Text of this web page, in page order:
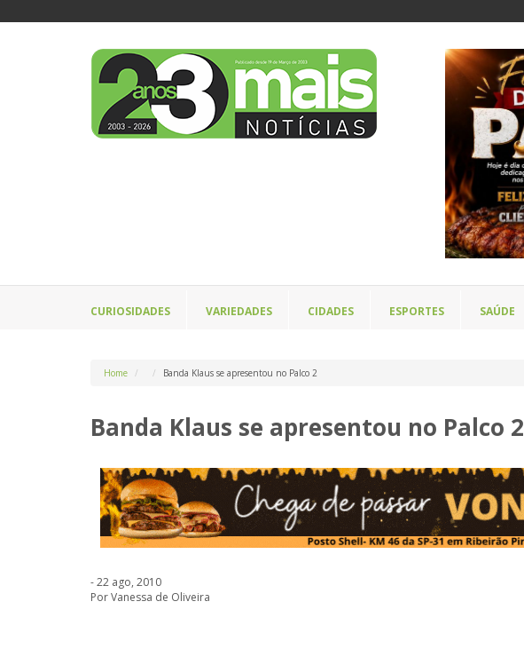
CURIOSIDADES VARIEDADES CIDADES ESPORTES SAÚDE
Home Banda Klaus se apresentou no Palco 2
Banda Klaus se apresentou no Palco 2
- 22 ago, 2010
Por Vanessa de Oliveira